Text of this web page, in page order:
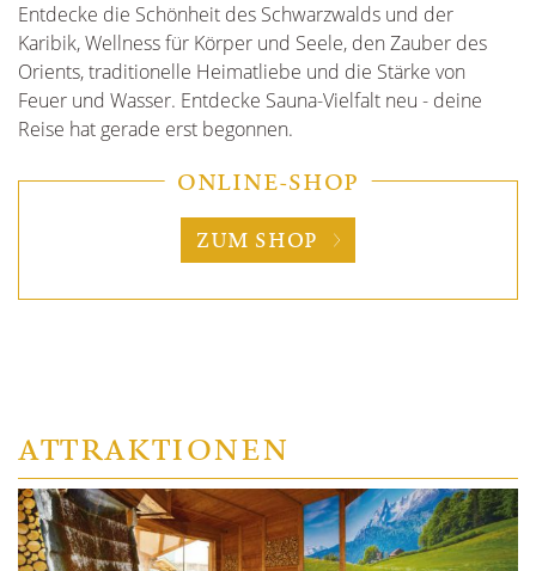
Entdecke die Schönheit des Schwarzwalds und der
Karibik, Wellness für Körper und Seele, den Zauber des
Orients, traditionelle Heimatliebe und die Stärke von
Feuer und Wasser. Entdecke Sauna-Vielfalt neu - deine
Reise hat gerade erst begonnen.
ONLINE-SHOP
ZUM SHOP
ATTRAKTIONEN